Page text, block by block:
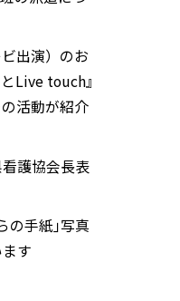
ビ出演）のお
Live touch』
活動が紹介
護協会長表
の手紙｣写真
す